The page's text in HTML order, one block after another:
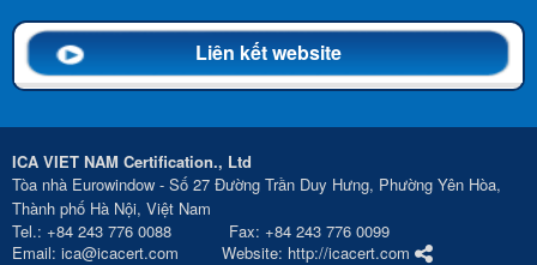
Liên kết website
ICA VIET NAM Certification., Ltd
Tòa nhà Eurowindow - Số 27 Đường Trần Duy Hưng, Phường Yên Hòa,
Thành phố Hà Nội, Việt Nam
Tel.: +84 243 776 0088 Fax: +84 243 776 0099
Email: ica@icacert.com Website: http://icacert.com